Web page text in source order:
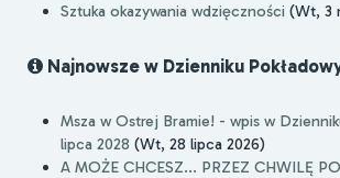
Sztuka okazywania wdzięczności (Wt, 3
Najnowsze w Dzienniku
Msza w Ostrej Bramie! - wpis w
lipca 2028 (Wt, 28 lipca 2026)
A MOŻE CHCESZ... PRZEZ CHWILĘ